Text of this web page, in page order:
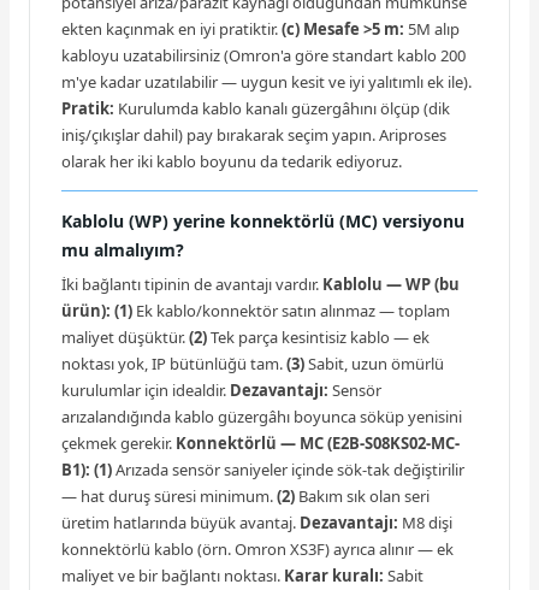
ekten kaçınmak en iyi pratiktir.(c) Mesafe >5 m: 5M alıp
kabloyu uzatabilirsiniz (Omron'a göre standart kablo 200
m'ye kadar uzatılabilir — uygun kesit ve iyi yalıtımlı ek ile).
Pratik: Kurulumda kablo kanalı güzergâhını ölçüp (dik
iniş/çıkışlar dahil) pay bırakarak seçim yapın. Ariproses
olarak her iki kablo boyunu da tedarik ediyoruz.
Kablolu (WP) yerine konnektörlü (MC) versiyonu
mu almalıyım?
İki bağlantı tipinin de avantajı vardır. Kablolu — WP (bu
ürün): (1) Ek kablo/konnektör satın alınmaz — toplam
maliyet düşüktür.(2)Tek parça kesintisiz kablo — ek
noktası yok, IP bütünlüğü tam.(3)Sabit, uzun ömürlü
kurulumlar için idealdir. Dezavantajı: Sensör
arızalandığında kablo güzergâhı boyunca söküp yenisini
çekmek gerekir. Konnektörlü — MC (E2B-S08KS02-MC-
B1): (1)Arızada sensör saniyeler içinde sök-tak değiştirilir
— hat duruş süresi minimum.(2) Bakım sık olan seri
üretim hatlarında büyük avantaj. Dezavantajı: M8 dişi
konnektörlü kablo (örn. Omron XS3F) ayrıca alınır — ek
maliyet ve bir bağlantı noktası. Karar kuralı: Sabit